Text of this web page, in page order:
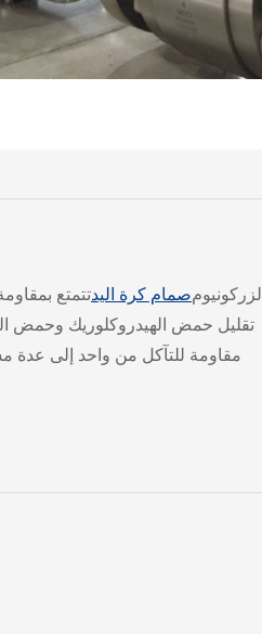
الزركونيومصمام كرة اليدتتمتع
تقليل حمض الهيدروكلوريك وحمض
مقاومة للتآكل من واحد إلى عدة